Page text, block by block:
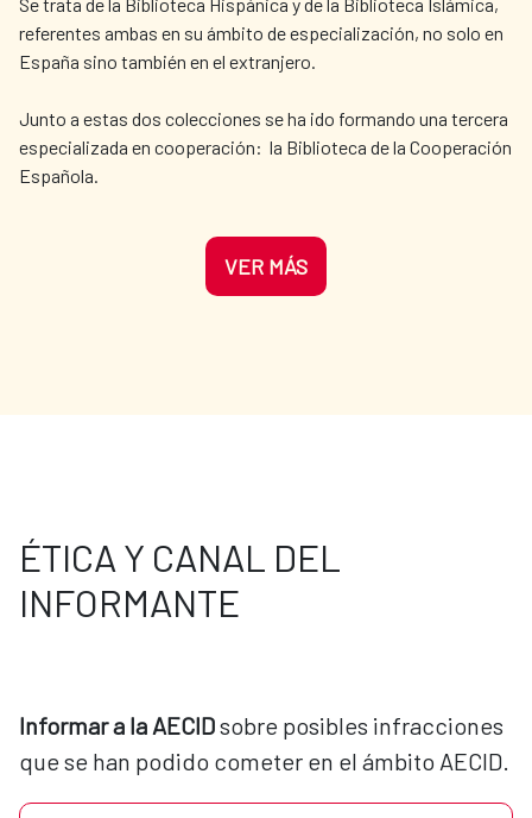
comunican el Palacio Real con las riberas
del Río Manzanares, tienen una extensión
de 20 hectáreas y fueron creados por Felipe
referentes ambas en su ámbito de especialización, no solo en
España sino también en el extranjero.
Junto a estas dos colecciones se ha ido formando una tercera
especializada en cooperación: la Biblioteca de la Cooperación
Española.
VER MÁS
ÉTICA Y CANAL DEL
INFORMANTE
Informar a la AECID sobre posibles infracciones
que se han podido cometer en el ámbito AECID.